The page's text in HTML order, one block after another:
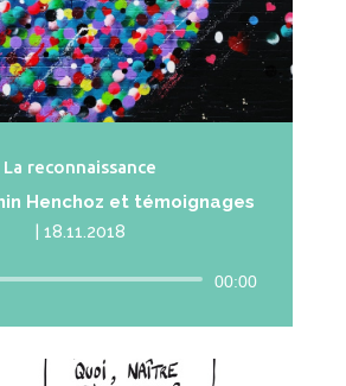
La reconnaissance
Henchoz et témoignages
| 18.11.2018
Lecteur
00:00